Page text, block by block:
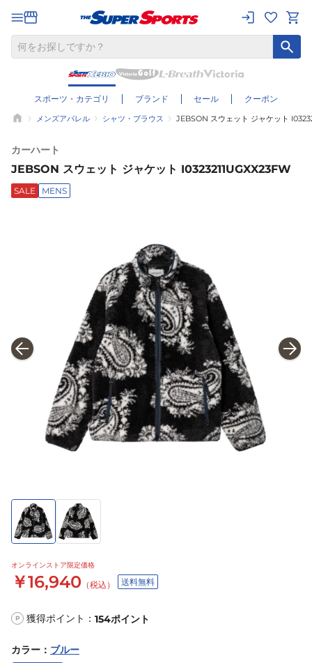
スポーツ・カテゴリ ブランド セール クーポン
メンズアパレル シャツ・ブラウス JEBSON スウェット ジャケット
カーハート
JEBSON スウェット ジャケット I0323211UGXX23FW
SALE MENS
オンラインストア限定価格
￥16,940 （税込） 送料無料
P 獲得ポイント： 154ポイント
カラー ： ブルー